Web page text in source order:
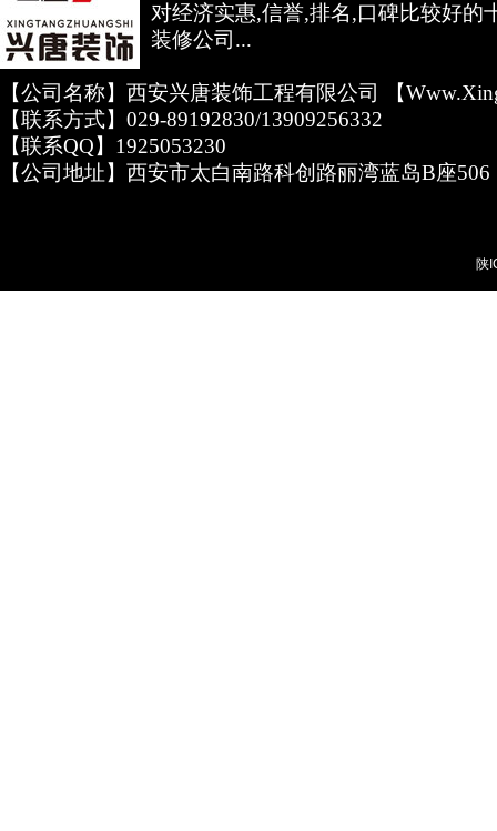
对经济实惠,信誉,排名,口碑比较好的
装修公司...
【公司名称】西安兴唐装饰工程有限公司 【
【联系方式】029-89192830/13909256332
【联系QQ】1925053230
【公司地址】西安市太白南路科创路丽湾蓝岛B座506
陕